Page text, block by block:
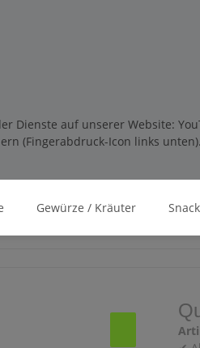
auf unserer Website:
(Fingerabdruck-Icon links
Gewürze / Kräuter